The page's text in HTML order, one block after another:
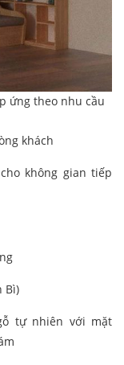
ứng theo nhu cầu
khách
không gian tiếp
Bì)
tự nhiên với mặt